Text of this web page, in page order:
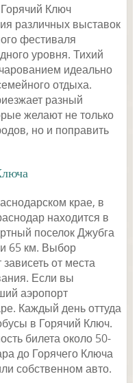
Ключ
различных выставок
фестиваля
уровня. Тихий
идеально
отдыха.
разный
желают не только
но и поправить
крае, в
находится в
поселок Джубга
65 км. Выбор
от места
Если вы
аэропорт
Каждый день оттуда
в Горячий Ключ.
билета около 50-
до Горячего Ключа
собственном авто.